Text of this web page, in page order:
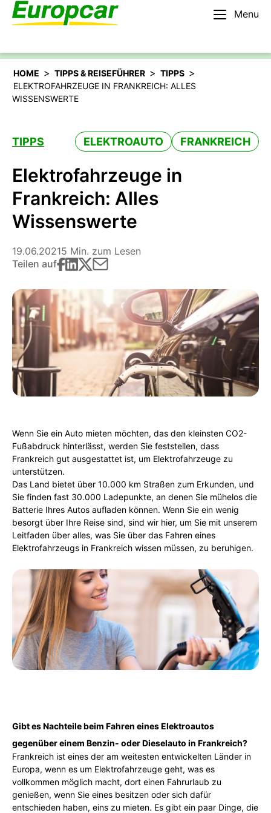
Menu
Deutsch
HOME > TIPPS & REISEFÜHRER > TIPPS >
ELEKTROFAHRZEUGE IN FRANKREICH: ALLES
WISSENSWERTE
TIPPS ELEKTROAUTO FRANKREICH
Elektrofahrzeuge in
Frankreich: Alles
Wissenswerte
19.06.20215 Min. zum Lesen
Teilen auf
Wenn Sie ein Auto mieten möchten, das den kleinsten CO2-
Fußabdruck hinterlässt, werden Sie feststellen, dass
Frankreich gut ausgestattet ist, um Elektrofahrzeuge zu
unterstützen.
Das Land bietet über 10.000 km Straßen zum Erkunden, und
Sie finden fast 30.000 Ladepunkte, an denen Sie mühelos die
Batterie Ihres Autos aufladen können. Wenn Sie ein wenig
besorgt über Ihre Reise sind, sind wir hier, um Sie mit unserem
Leitfaden über alles, was Sie über das Fahren eines
Elektrofahrzeugs in Frankreich wissen müssen, zu beruhigen.
Gibt es Nachteile beim Fahren eines Elektroautos
gegenüber einem Benzin- oder Dieselauto in Frankreich?
Frankreich ist eines der am weitesten entwickelten Länder in
Europa, wenn es um Elektrofahrzeuge geht, was es
vollkommen möglich macht, dort einen Fahrurlaub zu
genießen, wenn Sie eines besitzen oder sich dafür
entschieden haben, eins zu mieten. Es gibt ein paar Dinge, die